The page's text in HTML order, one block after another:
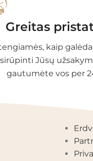
Greitas
kaip
Jūsų
gautumėte vos per